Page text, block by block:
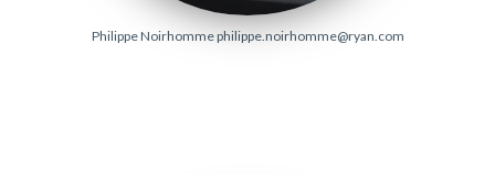
Philippe Noirhomme philippe.noirhomme@ryan.com